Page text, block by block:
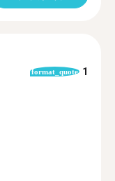
format_quote 1